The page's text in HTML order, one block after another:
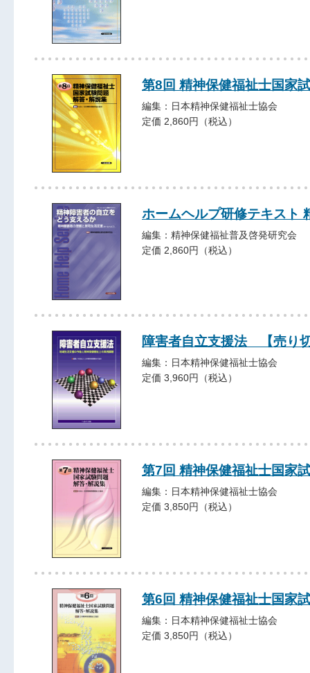
第8回 精神保健福祉士国家
編集：日本精神保健福祉士協会
定価 2,860円（税込）
ホームヘルプ研修テキスト
編集：精神保健福祉普及啓発研究会
定価 2,860円（税込）
障害者自立支援法 【売り
編集：日本精神保健福祉士協会
定価 3,960円（税込）
第7回 精神保健福祉士国家
編集：日本精神保健福祉士協会
定価 3,850円（税込）
第6回 精神保健福祉士国家
編集：日本精神保健福祉士協会
定価 3,850円（税込）